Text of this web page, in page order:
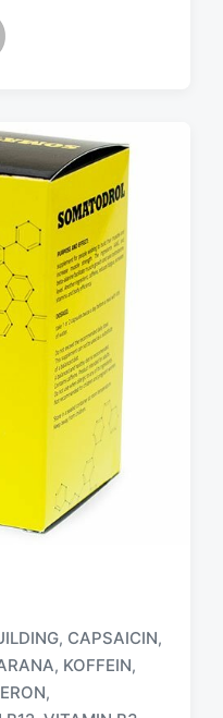
, CAPSAICIN,
, KOFFEIN,
,